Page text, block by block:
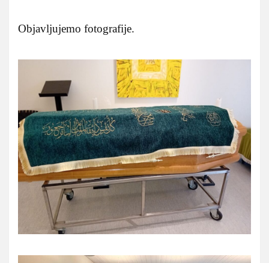
Objavljujemo fotografije.